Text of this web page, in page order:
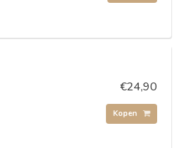
€24,90
Kopen